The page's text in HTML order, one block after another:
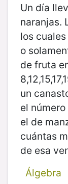
Un día
naranjas.
los
o
de fruta
un
el
el de
cuántas
de esa
Álgebra